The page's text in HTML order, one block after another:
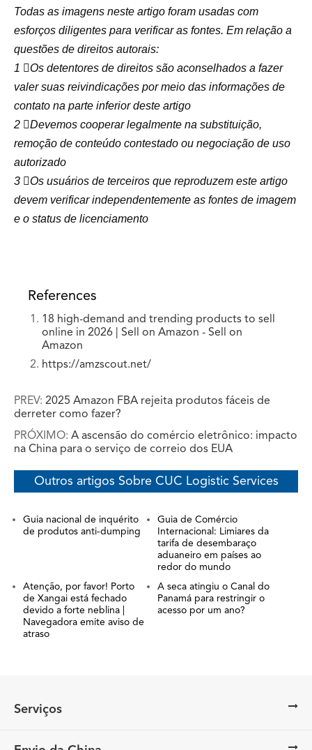
Todas as imagens neste artigo foram usadas com
esforços diligentes para verificar as fontes. Em relação a
questões de direitos autorais:
1 ️⃣Os detentores de direitos são aconselhados a fazer
valer suas reivindicações por meio das informações de
contato na parte inferior deste artigo
2 ️⃣Devemos cooperar legalmente na substituição,
remoção de conteúdo contestado ou negociação de uso
autorizado
3 ️⃣Os usuários de terceiros que reproduzem este artigo
devem verificar independentemente as fontes de imagem
e o status de licenciamento
References
18 high-demand and trending products to sell
online in 2026 | Sell on Amazon - Sell on
Amazon
https://amzscout.net/
PREV: 2025 Amazon FBA rejeita produtos fáceis de
derreter como fazer?
PRÓXIMO: A ascensão do comércio eletrônico: impacto
na China para o serviço de correio dos EUA
Outros artigos Sobre CUC Logistic Services
Guia nacional de inquérito
de produtos anti-dumping
Guia de Comércio
Internacional: Limiares da
tarifa de desembaraço
aduaneiro em países ao
redor do mundo
Atenção, por favor! Porto
de Xangai está fechado
devido a forte neblina |
Navegadora emite aviso de
atraso
A seca atingiu o Canal do
Panamá para restringir o
acesso por um ano?
Serviços